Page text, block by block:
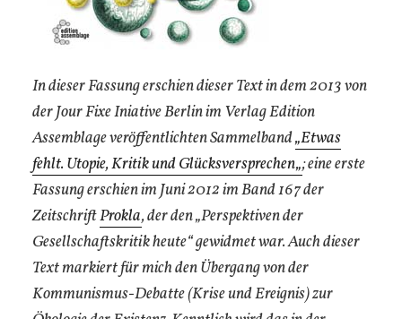
In dieser Fassung erschien dieser Text in dem 2013 von
der Jour Fixe Iniative Berlin im Verlag Edition
Assemblage veröffentlichten Sammelband„Etwas
fehlt. Utopie, Kritik und Glücksversprechen„; eine erste
Fassung erschien im Juni 2012 im Band 167 der
ZeitschriftProkla, der den „Perspektiven der
Gesellschaftskritik heute“ gewidmet war. Auch dieser
Text markiert für mich den Übergang von der
Kommunismus-Debatte (Krise und Ereignis) zur